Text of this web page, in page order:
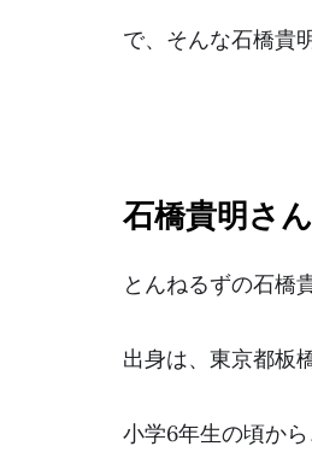
で、そんな石橋貴
石橋貴明さ
とんねるずの石橋
出身は、東京都板
小学6年生の頃か